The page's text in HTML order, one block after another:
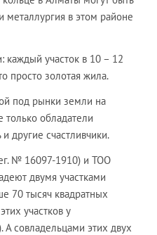
в этом районе
каждый участок в 10 – 12
просто золотая жила.
под рынки земли на
обладатели
другие счастливчики.
№ 16097-1910) и ТОО
двумя участками
70 тысяч квадратных
участков у
А совладельцами этих двух